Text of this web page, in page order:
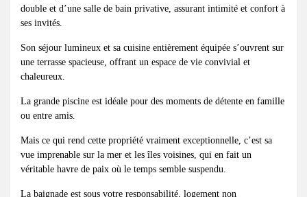
double et d’une salle de bain privative, assurant intimité et confort à
ses invités.
Son séjour lumineux et sa cuisine entièrement équipée s’ouvrent sur
une terrasse spacieuse, offrant un espace de vie convivial et
chaleureux.
La grande piscine est idéale pour des moments de détente en famille
ou entre amis.
Mais ce qui rend cette propriété vraiment exceptionnelle, c’est sa
vue imprenable sur la mer et les îles voisines, qui en fait un
véritable havre de paix où le temps semble suspendu.
La baignade est sous votre responsabilité, logement non